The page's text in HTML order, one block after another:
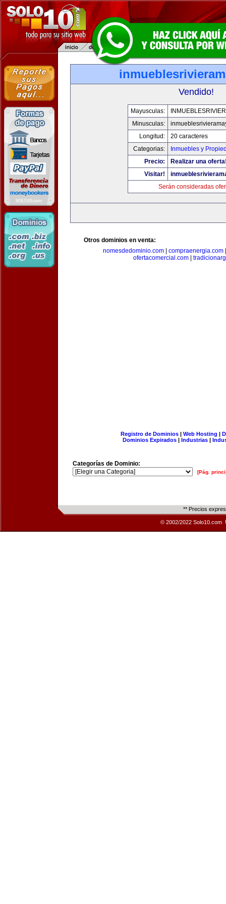
Vendido!
Mayusculas:
Minusculas:
Longitud:
20 caracteres
Categorias:
Inmuebles y
Precio:
Realizar una
Visitar!
Serán consideradas
Otros dominios en venta:
nomesdedominio.com| compraenergia.com
ofertacomercial.com
Registro de Dominios| Web Hosting |
Dominios Expirados | Industrias |
Categorías de Dominio:
[Pág.
** Precios
© 2002/2022 Solo10.com